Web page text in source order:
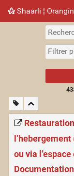
Shaarli ¦
Nuage de tags
ou via